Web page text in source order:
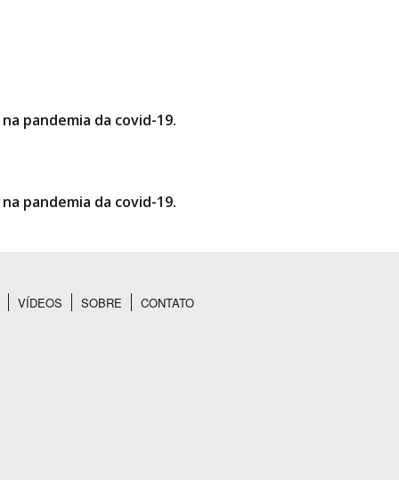
pandemia da covid-19.
pandemia da covid-19.
VÍDEOS SOBRE CONTATO